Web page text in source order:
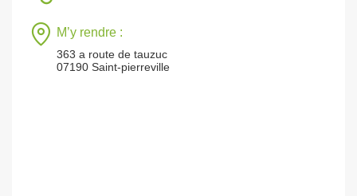
M’y rendre :
363 a route de tauzuc
07190 Saint-pierreville